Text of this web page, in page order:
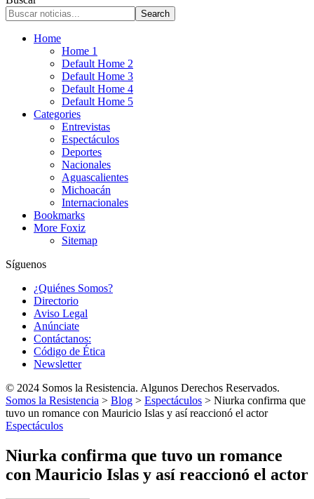
Home
Home 1
Default Home 2
Default Home 3
Default Home 4
Default Home 5
Categories
Entrevistas
Espectáculos
Deportes
Nacionales
Aguascalientes
Michoacán
Internacionales
Bookmarks
More Foxiz
Sitemap
Síguenos
¿Quiénes Somos?
Directorio
Aviso Legal
Anúnciate
Contáctanos:
Código de Ética
Newsletter
© 2024 Somos la Resistencia. Algunos Derechos Reservados.
Somos la Resistencia > Blog > Espectáculos > Niurka confirma que
tuvo un romance con Mauricio Islas y así reaccionó el actor
Espectáculos
Niurka confirma que tuvo un romance
con Mauricio Islas y así reaccionó el actor